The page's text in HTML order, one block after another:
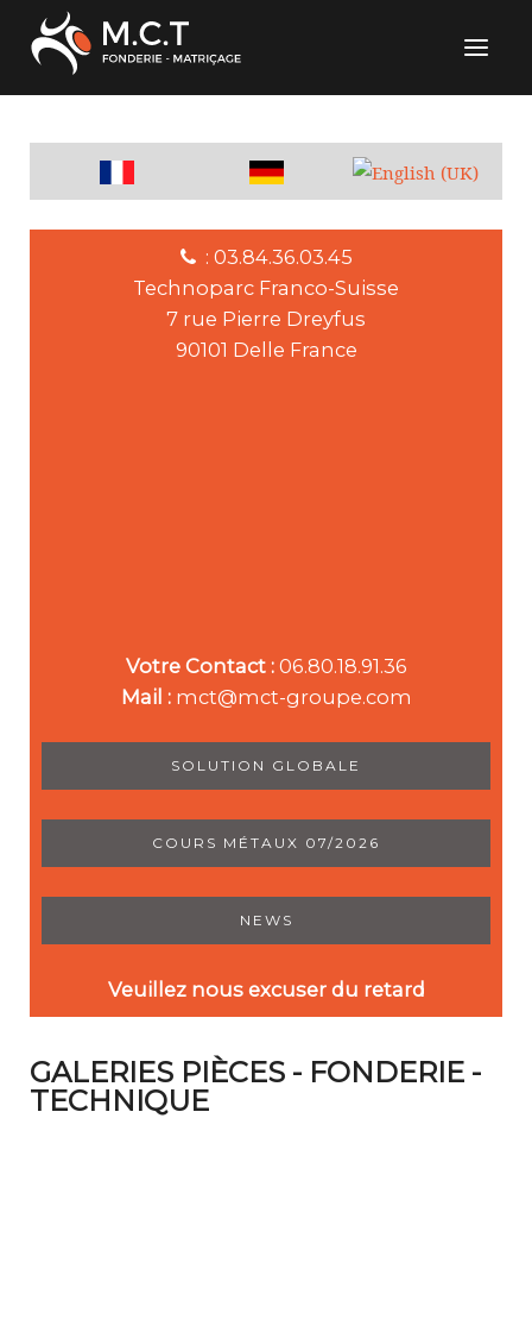
GALERIES PIÈCES - FONDERIE -
TECHNIQUE
: 03.84.36.03.45
Technoparc Franco-Suisse
7 rue Pierre Dreyfus
90101 Delle France
Votre Contact : 06.80.18.91.36
Mail : mct@mct-groupe.com
SOLUTION GLOBALE
COURS MÉTAUX 07/2026
NEWS
Veuillez nous excuser du retard